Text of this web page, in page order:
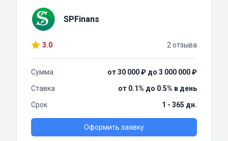
SPFinans
3.0 2 отзыва
Сумма
от 30 000 ₽ до 3 000 000 ₽
Ставка
от 0.1% до 0.5% в день
Срок
1 - 365 дн.
Оформить заявку